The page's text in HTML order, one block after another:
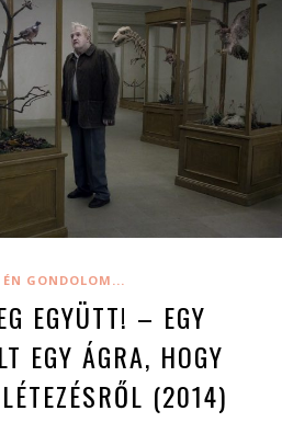
GONDOLOM...
EGYÜTT! – EGY
EGY ÁGRA, HOGY
(2014)